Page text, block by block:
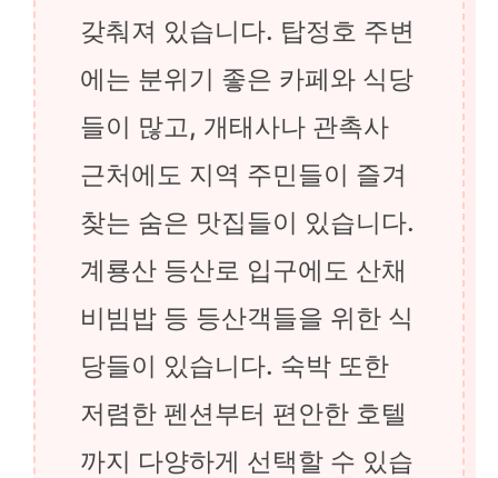
갖춰져 있습니다. 탑정호 주변
에는 분위기 좋은 카페와 식당
들이 많고, 개태사나 관촉사
근처에도 지역 주민들이 즐겨
찾는 숨은 맛집들이 있습니다.
계룡산 등산로 입구에도 산채
비빔밥 등 등산객들을 위한 식
당들이 있습니다. 숙박 또한
저렴한 펜션부터 편안한 호텔
까지 다양하게 선택할 수 있습